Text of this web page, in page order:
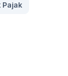
Pajak